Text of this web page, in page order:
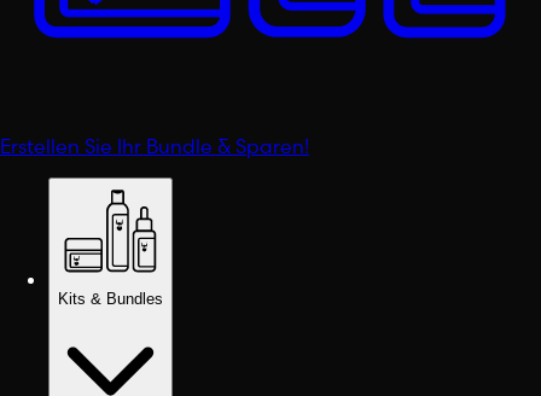
Erstellen Sie Ihr Bundle & Sparen!
Kits & Bundles